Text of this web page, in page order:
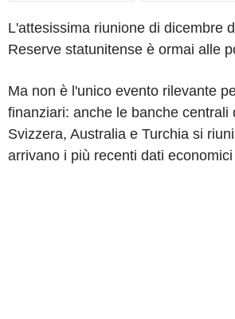
L'attesissima riunione di dicembre
Reserve statunitense è ormai alle
Ma non è l'unico evento rilevante
finanziari: anche le banche centrali
Svizzera, Australia e Turchia si
arrivano i più recenti dati